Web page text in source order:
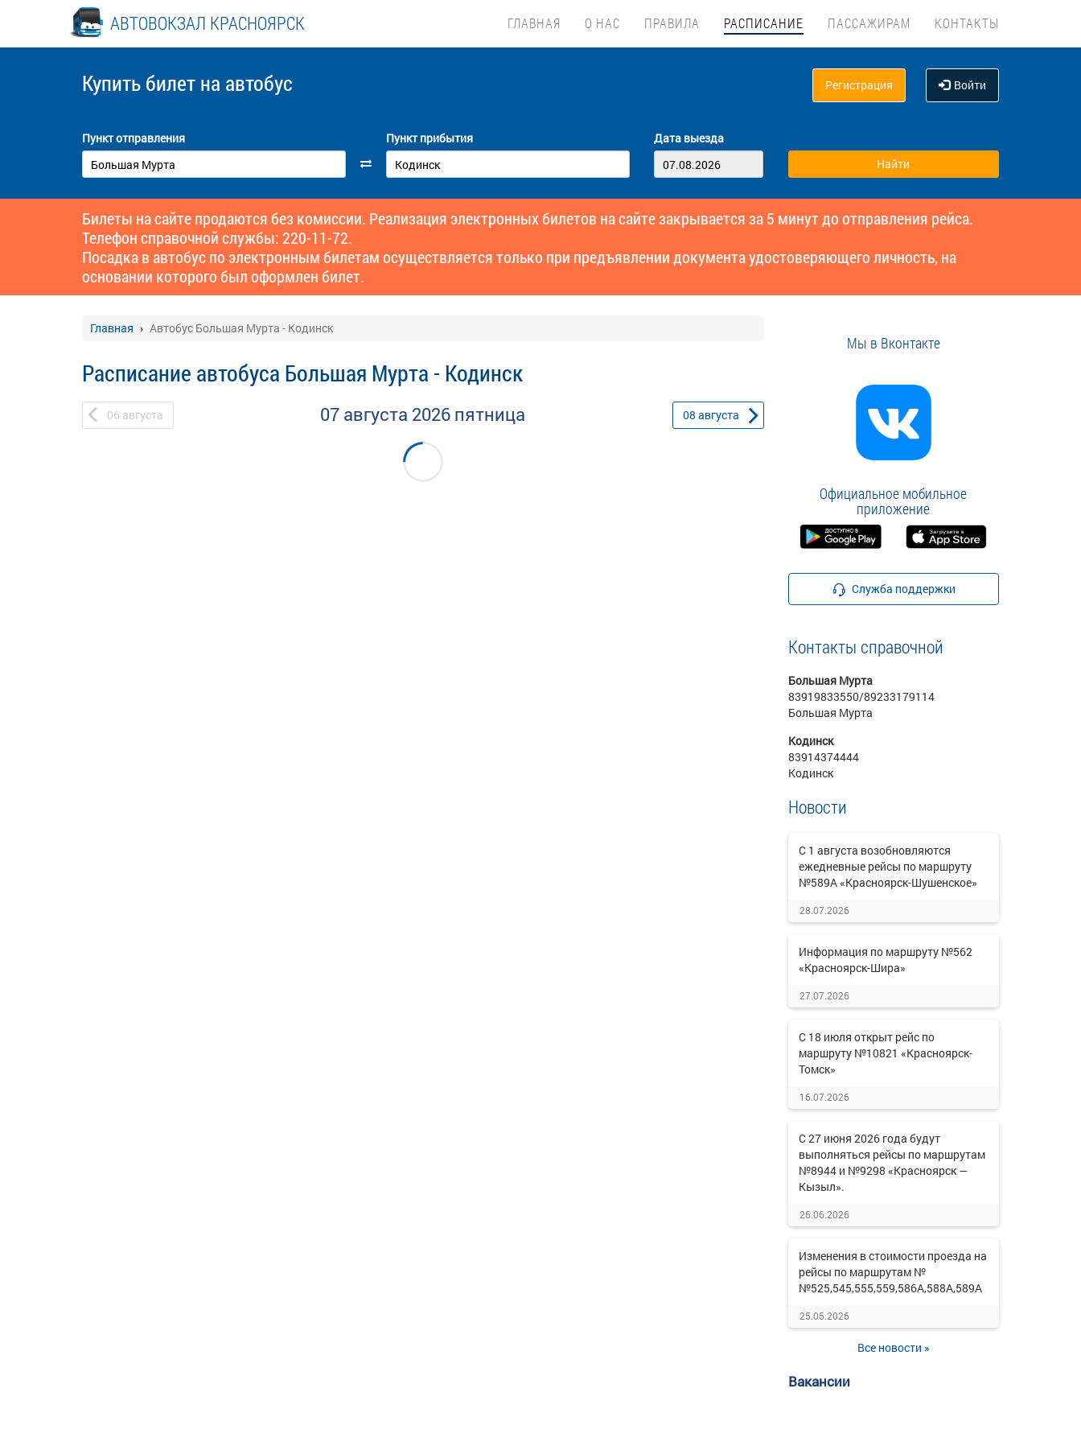
АВТОВОКЗАЛ КРАСНОЯРСК ГЛАВНАЯ О НАС ПРАВИЛА РАСПИСАНИЕ ПАССАЖИРАМ КОНТАКТЫ
Купить билет на автобус Регистрация Войти
Пункт отправления Пункт прибытия Дата выезда
Билеты на сайте продаются без комиссии. Реализация электронных билетов на сайте закрывается за 5 минут до отправления рейса.
Телефон справочной службы: 220-11-72.
Посадка в автобус по электронным билетам осуществляется только при предъявлении документа удостоверяющего личность, на
основании которого был оформлен билет.
Главная Автобус Большая Мурта - Кодинск
Расписание автобуса Большая Мурта - Кодинск
06 августа 07 августа 2026 пятница 08 августа
Мы в Вконтакте
Официальное мобильное
приложение
Служба поддержки
Контакты справочной
Большая Мурта
83919833550/89233179114
Большая Мурта
Кодинск
83914374444
Кодинск
Новости
С 1 августа возобновляются
ежедневные рейсы по маршруту
№589А «Красноярск-Шушенское»
28.07.2026
Информация по маршруту №562
«Красноярск-Шира»
27.07.2026
С 18 июля открыт рейс по
маршруту №10821 «Красноярск-
Томск»
16.07.2026
С 27 июня 2026 года будут
выполняться рейсы по маршрутам
№8944 и №9298 «Красноярск —
Кызыл».
26.06.2026
Изменения в стоимости проезда на
рейсы по маршрутам №
№525,545,555,559,586А,588А,589А
25.05.2026
Все новости »
Вакансии